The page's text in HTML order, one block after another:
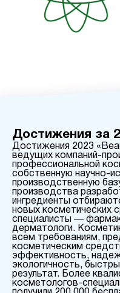
Достижения за
Достижения 2023
ведущих компаний-
профессиональной
собственную научно-
производственную
производства
ингредиенты
новых косметических
специалисты —
дерматологи.
всем требованиям,
косметическим
эффективность,
экологичность,
результат. Более
косметологов-